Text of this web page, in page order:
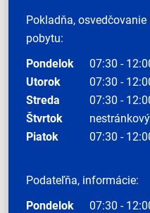
Pokladňa,
pobytu:
Pondelok
07:30 -
Utorok
07:30 -
Streda
07:30 -
Štvrtok
Piatok
07:30 -
Podateľňa, informácie:
Pondelok
07:30 -